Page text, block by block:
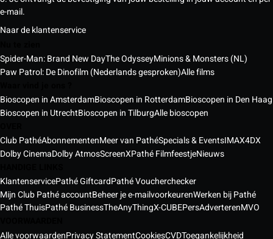
e-mail.
Naar de klantenservice
Spider-Man: Brand New DayThe OdysseyMinions & Monsters (NL)
Paw Patrol: De Dinofilm (Nederlands gesproken)Alle films
Bioscopen in AmsterdamBioscopen in RotterdamBioscopen in Den Haag
Bioscopen in UtrechtBioscopen in TilburgAlle bioscopen
Club PathéAbonnementenMeer van PathéSpecials & EventsIMAX4DX
Dolby CinemaDolby AtmosScreenXPathé FilmfeestjeNieuws
KlantenservicePathé GiftcardPathé Voucherchecker
Mijn Club Pathé accountBeheer je e-mailvoorkeurenWerken bij Pathé
Pathé ThuisPathé BusinessTheAnyThingX-CUBEPersAdverterenMVO
Alle voorwaardenPrivacy StatementCookiesCVDToegankelijkheid